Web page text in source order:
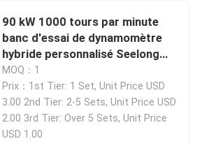
90 kW 1000 tours par minute
banc d'essai de dynamomètre
hybride personnalisé Seelong
pour moteur
MOQ：1
Prix：1st Tier: 1 Set, Unit Price USD
3.00 2nd Tier: 2-5 Sets, Unit Price USD
2.00 3rd Tier: Over 5 Sets, Unit Price
USD 1.00